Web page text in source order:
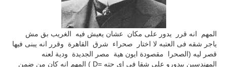
المهم انه قرر يدور على مكان عشان يعيش فيه الغريب بق مش
ياجر شقه فى العتبه لا اختار صحراء شرق القاهرة وقرر انه يبنى فيها
قصر ليه (الصحرا مقصودة ايون هية مصر الجديدة ودية لعنه
المهندسين بيدورو على شقا فى اى حته =D ) المهم انه كان من ضمن